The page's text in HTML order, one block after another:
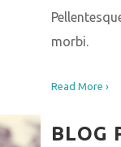
morbi.
Read More ›
BLOG